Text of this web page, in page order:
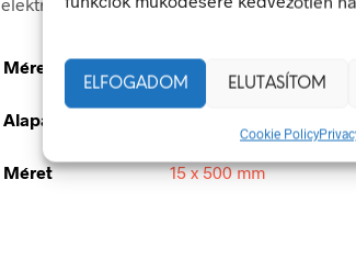
ELFOGADOM ELUTASÍTOM
Cookie Policy
Méretek 15 × 500 mm
Alapanyag
Méret 15 x 500 mm